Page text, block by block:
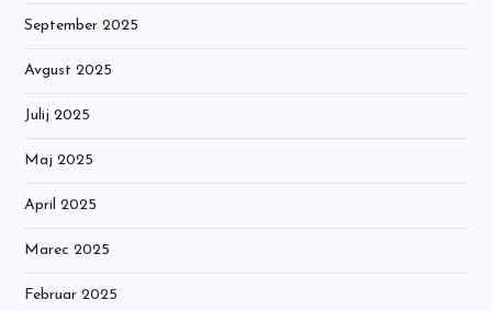
September 2025
Avgust 2025
Julij 2025
Maj 2025
April 2025
Marec 2025
Februar 2025